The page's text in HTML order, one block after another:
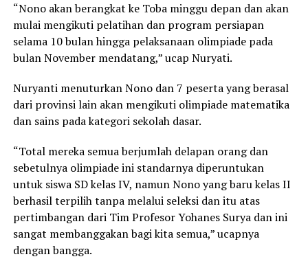
“Nono akan berangkat ke Toba minggu depan dan akan
mulai mengikuti pelatihan dan program persiapan
selama 10 bulan hingga pelaksanaan olimpiade pada
bulan November mendatang,” ucap Nuryati.
Nuryanti menuturkan Nono dan 7 peserta yang berasal
dari provinsi lain akan mengikuti olimpiade matematika
dan sains pada kategori sekolah dasar.
“Total mereka semua berjumlah delapan orang dan
sebetulnya olimpiade ini standarnya diperuntukan
untuk siswa SD kelas IV, namun Nono yang baru kelas II
berhasil terpilih tanpa melalui seleksi dan itu atas
pertimbangan dari Tim Profesor Yohanes Surya dan ini
sangat membanggakan bagi kita semua,” ucapnya
dengan bangga.